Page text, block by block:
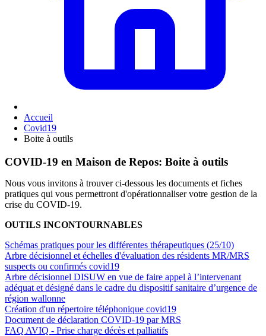
Accueil
Covid19
Boite à outils
COVID-19 en Maison de Repos: Boite à outils
Nous vous invitons à trouver ci-dessous les documents et fiches
pratiques qui vous permettront d'opérationnaliser votre gestion de la
crise du COVID-19.
OUTILS INCONTOURNABLES
Schémas pratiques pour les différentes thérapeutiques (25/10)
Arbre décisionnel et échelles d'évaluation des résidents MR/MRS
suspects ou confirmés covid19
Arbre décisionnel DISUW en vue de faire appel à l’intervenant
adéquat et désigné dans le cadre du dispositif sanitaire d’urgence de
région wallonne
Création d'un répertoire téléphonique covid19
Document de déclaration COVID-19 par MRS
FAQ AVIQ - Prise charge décès et palliatifs